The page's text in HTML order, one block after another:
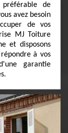
de
avez besoin
de vos
MJ Toiture
et disposons
à vos
garantie